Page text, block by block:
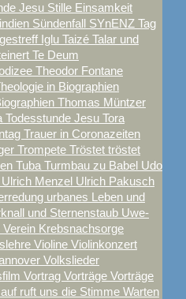
Jesu Stille Einsamkeit
Sündenfall SYnENZ Tag
Iglu Taizé Talar und
Te Deum
Theodor Fontane
in Biographien
Thomas Müntzer
Todesstunde Jesu Tora
Trauer in Coronazeiten
Trompete Tröstet tröstet
Tuba Turmbau zu Babel Udo
Ulrich Menzel Ulrich Pakusch
urbanes Leben und
und Sternenstaub Uwe-
Verein Krebsnachsorge
Violine Violinkonzert
Volkslieder
Vortrag Vorträge Vorträge
ruft uns die Stimme Warten